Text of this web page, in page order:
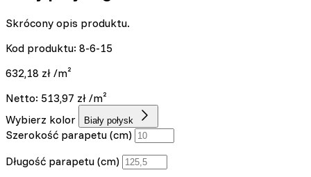
Skrócony opis produktu.
Kod produktu: 8-6-15
632,18 zł /m²
Netto: 513,97 zł /m²
Wybierz kolor
Biały połysk
Szerokość parapetu (cm)
Długość parapetu (cm)